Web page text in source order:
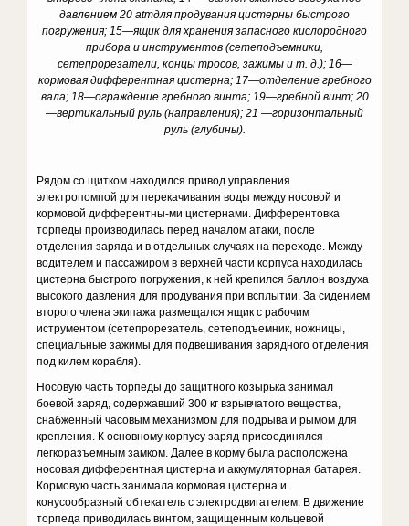
давлением 20 аtmдля продувания цистерны быстро­го
погружения; 15—ящик для хранения запасного кислородного
прибора и инструментов (сетеподъемники,
сетепрорезатели, концы тросов, зажи­мы и т. д.); 16—
кормовая дифферентная цистерна; 17—отделение гребного
вала; 18—ограждение гребного винта; 19—гребной винт; 20
—вертикальный руль (направления); 21 —горизонтальный
руль (глубины).
Рядом со щитком находился привод управления
электропомпой для перекачивания воды между носовой и
кормовой дифферентны-ми цистернами. Дифферентовка
торпеды производилась перед на­чалом атаки, после
отделения заряда и в отдельных случаях на пере­ходе. Между
водителем и пассажиром в верхней части корпуса находилась
цистерна быстрого погружения, к ней крепился баллон воздуха
высокого давления для продувания при всплытии. За сиде­нием
второго члена экипажа размещался ящик с рабочим
иструментом (сетепрорезатель, сетеподъемник, ножницы,
специальные зажи­мы для подвешивания зарядного отделения
под килем корабля).
Носовую часть торпеды до защитного козырька занимал
боевой заряд, содержавший 300 кг взрывчатого вещества,
снабженный часовым механизмом для подрыва и ры­мом для
крепления. К основному корпусу заряд присоединялся
легкоразъ­емным замком. Далее в корму была расположена
носовая дифферентная цистерна и аккумуляторная батарея.
Кормовую часть занимала кормовая цистерна и
конусообразный обтека­тель с электродвигателем. В движе­ние
торпеда приводилась винтом, за­щищенным кольцевой